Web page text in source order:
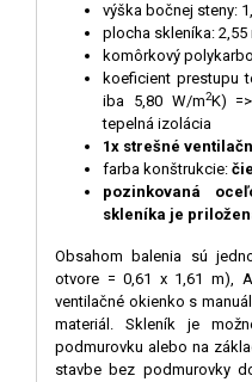
výška bočnej steny:
plocha skleníka: 2,55
komôrkový
koeficient prestupu
iba 5,80 W/m2K)
tepelná izolácia
1x strešné
farba konštrukcie:
pozinkovaná
skleníka je
Obsahom balenia sú
otvore = 0,61 x 1,61 m),
ventilačné okienko s
materiál. Skleník je
podmurovku alebo na
stavbe bez podmurovky